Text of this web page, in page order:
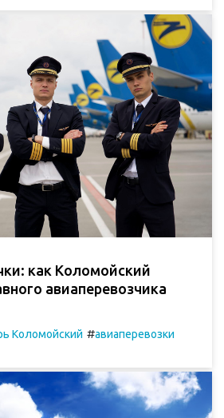
как Коломойский
авиа­­перевозчика
Коломойский #авиаперевозки